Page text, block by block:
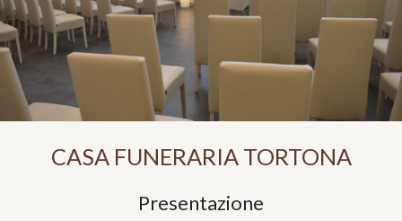
CASA FUNERARIA TORTONA
Presentazione